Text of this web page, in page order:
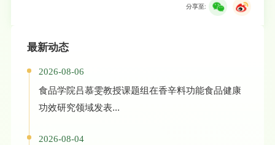
分享至:
最新动态
2026-08-06
食品学院吕慕雯教授课题组在香辛料功能食品健康
功效研究领域发表...
2026-08-04